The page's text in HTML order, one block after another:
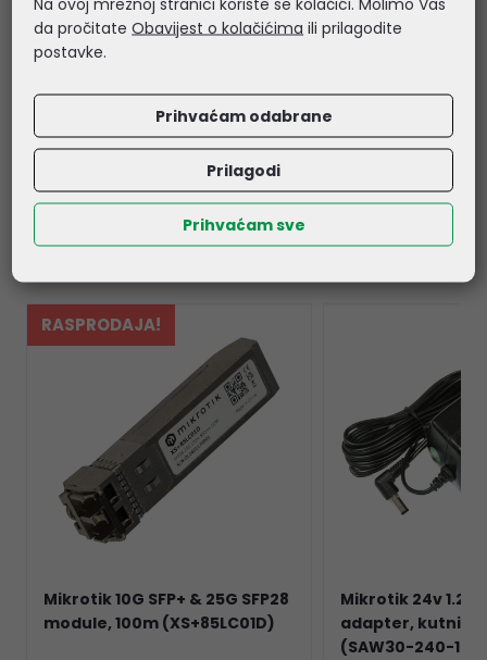
- IP: 20
- Max power consumption: 100 W
- Number of DC inputs: 1
- Tested ambient temperature: -40°C to 85°C
Povezani proizvodi
RASPRODAJA!
Mikrotik 10G SFP+ & 25G SFP28
module, 100m (XS+85LC01D)
Mikrotik 24v 1.2A
adapter, kutni
(SAW30-240-
da pročitateObavijest o kolačićima ili prilagodite
postavke.
Prihvaćam odabrane
Prilagodi
Prihvaćam sve